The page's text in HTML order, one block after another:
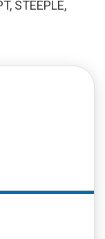
STEEPLE,